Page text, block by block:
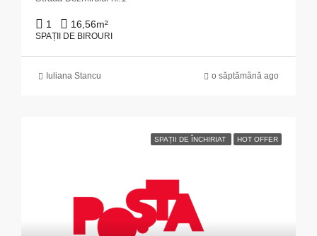
1 16,56m²
SPAȚII DE BIROURI
Iuliana Stancu o săptămână ago
SPAȚII DE ÎNCHIRIAT HOT OFFER